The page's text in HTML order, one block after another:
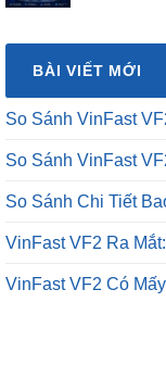
BÀI VIẾT MỚI
So Sánh VinFast
So Sánh VinFast
So Sánh Chi Tiết
VinFast VF2 Ra
VinFast VF2 Có